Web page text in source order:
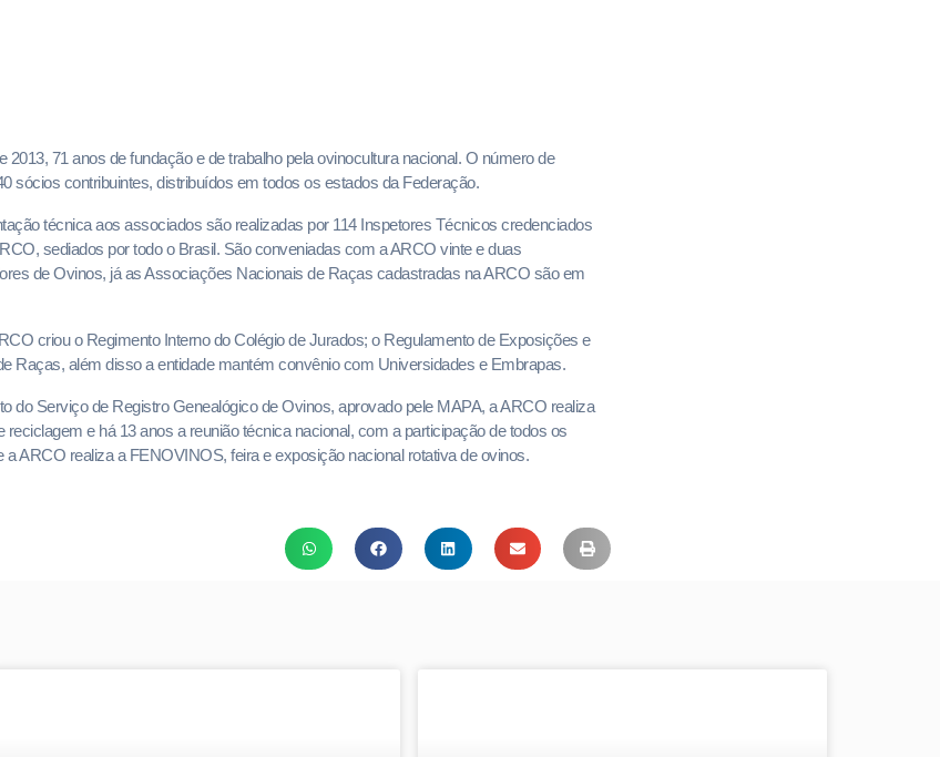
2013, 71 anos de fundação e de trabalho pela ovinocultura nacional. O número de
sócios contribuintes, distribuídos em todos os estados da Federação.
técnica aos associados são realizadas por 114 Inspetores Técnicos credenciados
sediados por todo o Brasil. São conveniadas com a ARCO vinte e duas
de Ovinos, já as Associações Nacionais de Raças cadastradas na ARCO são em
criou o Regimento Interno do Colégio de Jurados; o Regulamento de Exposições e
Raças, além disso a entidade mantém convênio com Universidades e Embrapas.
do Serviço de Registro Genealógico de Ovinos, aprovado pele MAPA, a ARCO realiza
reciclagem e há 13 anos a reunião técnica nacional, com a participação de todos os
a ARCO realiza a FENOVINOS, feira e exposição nacional rotativa de ovinos.